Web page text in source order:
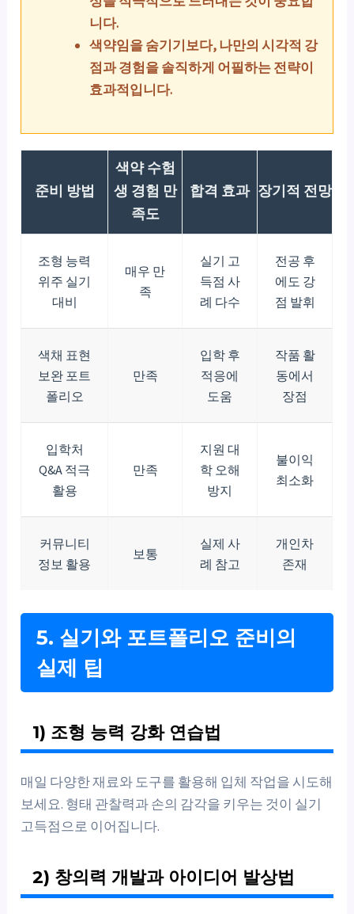
니다.
색약임을 숨기기보다, 나만의 시각적 강
점과 경험을 솔직하게 어필하는 전략이
효과적입니다.
준비 방법
색약 수험
생 경험 만
족도
합격 효과 장기적 전망
조형 능력
위주 실기
대비
매우 만
족
실기 고
득점 사
례 다수
전공 후
에도 강
점 발휘
색채 표현
보완 포트
폴리오
만족
입학 후
적응에
도움
작품 활
동에서
장점
입학처
Q&A 적극
활용
만족
지원 대
학 오해
방지
불이익
최소화
커뮤니티
정보 활용
보통
실제 사
례 참고
개인차
존재
5. 실기와 포트폴리오 준비의
실제 팁
1) 조형 능력 강화 연습법
매일 다양한 재료와 도구를 활용해 입체 작업을 시도해
보세요. 형태 관찰력과 손의 감각을 키우는 것이 실기
고득점으로 이어집니다.
2) 창의력 개발과 아이디어 발상법